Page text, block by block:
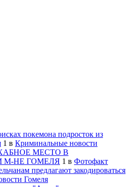
покемона подросток из
1 в Криминальные новости
МЕСТО В
НЕ ГОМЕЛЯ 1 в Фотофакт
предлагают закодироваться
Гомеля